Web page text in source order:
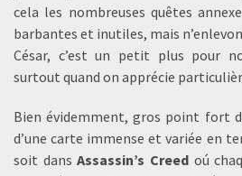
cela les nombreuses quêtes
barbantes et inutiles, mais
César, c’est un petit plus pour
surtout quand on apprécie
Bien évidemment, gros point fort
d’une carte immense et variée en
soit dansAssassin’s Creed oú